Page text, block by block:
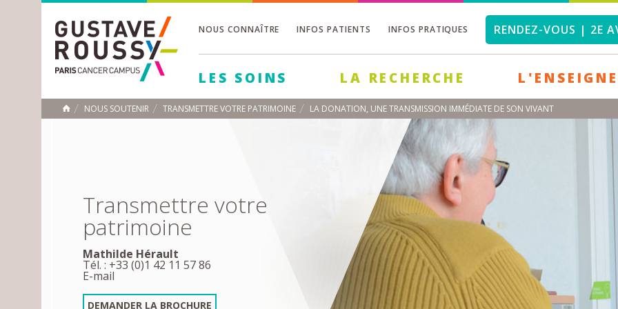
NOUS CONNAÎTRE INFOS PATIENTS INFOS PRATIQUES RENDEZ-VOUS | 2E
LES SOINS LA RECHERCHE
ACCUEIL
NOUS SOUTENIR TRANSMETTRE VOTRE PATRIMOINE LA DONATION, UNE TRANSMISSION IMMÉDIATE DE SON VIVANT
Transmettre votre
patrimoine
Mathilde Hérault
Tél. : +33 (0)1 42 11 57 86
E-mail
DEMANDER LA BROCHURE